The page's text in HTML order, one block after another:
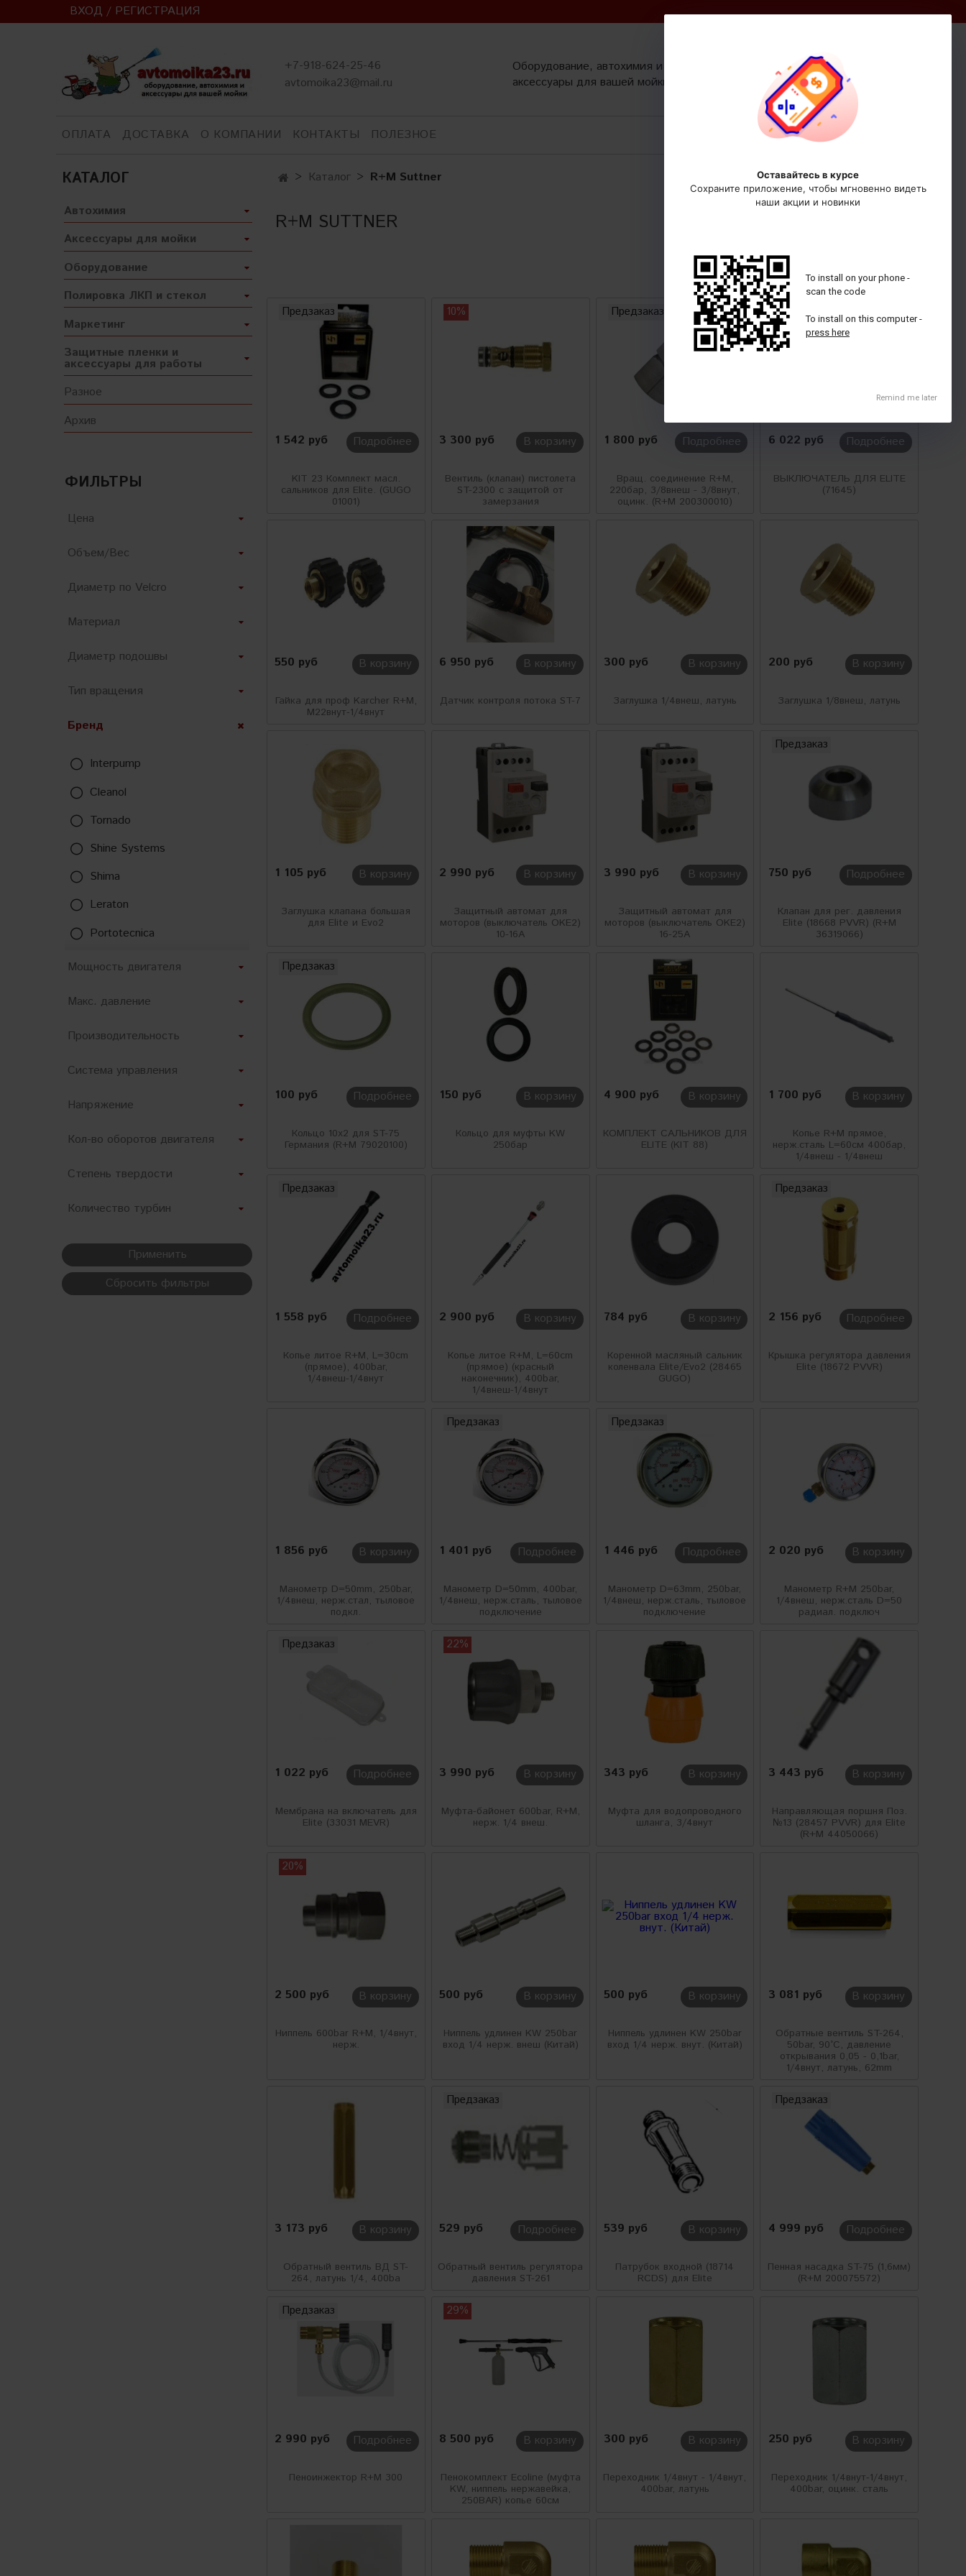
ВХОД / РЕГИСТРАЦИЯ
+7-918-624-25-46
avtomoika23@mail.ru
Оборудование, автохимия и
аксессуары для вашей мойки
0
Корзина:
ОПЛАТА ДОСТАВКА О КОМПАНИИ КОНТАКТЫ ПОЛЕЗНОЕ
Каталог R+M Suttner
R+M SUTTNER
Предзаказ
1 542 руб Подробнее
KIT 23 Комплект масл.
сальников для Elite. (GUGO
01001)
10%
3 300 руб В корзину
Вентиль (клапан) пистолета
ST-2300 с защитой от
замерзания
Предзаказ
1 800 руб Подробнее
Вращ. соединение R+M,
220бар, 3/8внеш - 3/8внут,
оцинк. (R+M 200300010)
7% Предзаказ
6 022 руб Подробнее
ВЫКЛЮЧАТЕЛЬ ДЛЯ ELITE
(71645)
550 руб В корзину
Гайка для проф Karcher R+M,
М22внут-1/4внут
6 950 руб В корзину
Датчик контроля потока ST-7
300 руб В корзину
Заглушка 1/4внеш, латунь
200 руб В корзину
Заглушка 1/8внеш, латунь
1 105 руб В корзину
Заглушка клапана большая
для Elite и Evo2
2 990 руб В корзину
Защитный автомат для
моторов (выключатель OKE2)
10-16А
3 990 руб В корзину
Защитный автомат для
моторов (выключатель OKE2)
16-25А
Предзаказ
750 руб Подробнее
Клапан для рег. давления
Elite (18668 PVVR) (R+M
36319066)
Предзаказ
100 руб Подробнее
Кольцо 10х2 для ST-75
Германия (R+M 79020100)
150 руб В корзину
Кольцо для муфты KW
250бар
4 900 руб В корзину
КОМПЛЕКТ САЛЬНИКОВ ДЛЯ
ELITE (KIT 88)
1 700 руб В корзину
Копье R+M прямое,
нерж.сталь L=60см 400бар,
1/4внеш - 1/4внеш
Предзаказ
1 558 руб Подробнее
Копье литое R+M, L=30cm
(прямое), 400bar,
1/4внеш-1/4внут
2 900 руб В корзину
Копье литое R+M, L=60cm
(прямое) (красный
наконечник), 400bar,
1/4внеш-1/4внут
784 руб В корзину
Коренной масляный сальник
коленвала Elite/Evo2 (28465
GUGO)
Предзаказ
2 156 руб Подробнее
Крышка регулятора давления
Elite (18672 PVVR)
1 856 руб В корзину
Манометр D=50mm, 250bar,
1/4внеш, нерж.стал, тыловое
подкл.
Предзаказ
1 401 руб Подробнее
Манометр D=50mm, 400bar,
1/4внеш, нерж.сталь, тыловое
подключение
Предзаказ
1 446 руб Подробнее
Манометр D=63mm, 250bar,
1/4внеш, нерж.сталь, тыловое
подключение
2 020 руб В корзину
Манометр R+M 250bar,
1/4внеш, нерж.сталь D=50
радиал. подключ
Предзаказ
1 022 руб Подробнее
Мембрана на включатель для
Elite (33031 MEVR)
22%
3 990 руб В корзину
Муфта-байонет 600bar, R+M,
нерж. 1/4 внеш.
343 руб В корзину
Муфта для водопроводного
шланга, 3/4внут
3 443 руб В корзину
Направляющая поршня Поз.
№13 (28457 PVVR) для Elite
(R+M 44050066)
20%
2 500 руб В корзину
Ниппель 600bar R+M, 1/4внут,
нерж.
500 руб В корзину
Ниппель удлинен KW 250bar
вход 1/4 нерж. внеш (Китай)
500 руб В корзину
Ниппель удлинен KW 250bar
вход 1/4 нерж. внут. (Китай)
3 081 руб В корзину
Обратные вентиль ST-264,
50bar, 90°C, давление
открывания 0,05 - 0,1bar,
1/4внут, латунь, 62mm
3 173 руб В корзину
Обратный вентиль ВД ST-
264, латунь 1/4, 400ba
Предзаказ
529 руб Подробнее
Обратный вентиль регулятора
давления ST-261
539 руб В корзину
Патрубок входной (18714
RCDS) для Elite
Предзаказ
4 999 руб Подробнее
Пенная насадка ST-75 (1,6мм)
(R+M 200075572)
Предзаказ
2 990 руб Подробнее
Пеноинжектор R+M 300
29%
8 500 руб В корзину
Пенокомплект Ecoline (муфта
KW, ниппель нержавейка,
250BAR) копье 60см
300 руб В корзину
Переходник 1/4внут - 1/4внут,
400bar, латунь
250 руб В корзину
Переходник 1/4внут-1/4внут,
400bar, оцинк. сталь
КАТАЛОГ
Автохимия
Аксессуары для мойки
Оборудование
Полировка ЛКП и стекол
Маркетинг
Защитные пленки и
аксессуары для работы
Разное
Архив
ФИЛЬТРЫ
Цена
Объем/Вес
Диаметр по Velcro
Материал
Диаметр подошвы
Тип вращения
Бренд
Interpump
Cleanol
Tornado
Shine Systems
Shima
Leraton
Portotecnica
SGCB
Vikan
WIZARDS
Annovi Reverberi
Hawk
TOR
FlexiPads
Rupes
Мощность двигателя
Макс. давление
Производительность
Система управления
Напряжение
Кол-во оборотов двигателя
Степень твердости
Количество турбин
Применить
Сбросить фильтры